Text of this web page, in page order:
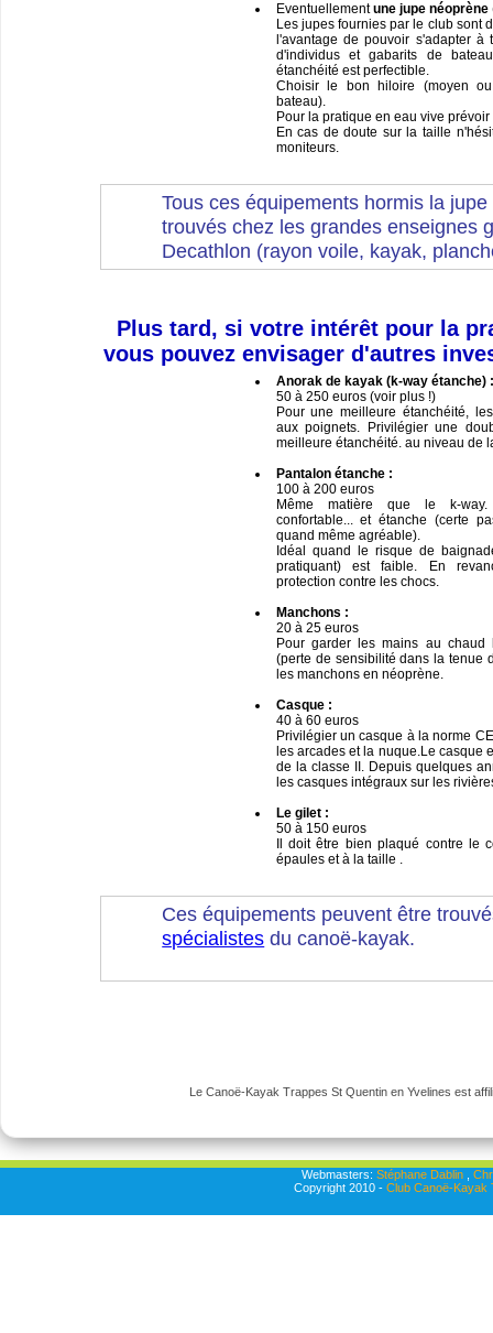
Eventuellementune jupe néoprène
Les jupes fournies par le club sont
l'avantage de pouvoir s'adapter à
d'individus et gabarits de
étanchéité est perfectible.
Choisir le bon hiloire (moyen
bateau).
Pour la pratique en eau vive
En cas de doute sur la taille
moniteurs.
Tous ces équipements hormis la
trouvés chez les grandes enseignes
Decathlon (rayon voile, kayak,
Plus tard, si votre intérêt pour la
vous pouvez envisager d'autres
Anorak de kayak (k-way étanche) :
50 à 250 euros (voir plus !)
Pour une meilleure étanchéité,
aux poignets. Privilégier une
meilleure étanchéité. au niveau de
Pantalon étanche :
100 à 200 euros
Même matière que le k-
confortable... et étanche (certe
quand même agréable).
Idéal quand le risque de
pratiquant) est faible. En
protection contre les chocs.
Manchons :
20 à 25 euros
Pour garder les mains au chaud
(perte de sensibilité dans la tenue
les manchons en néoprène.
Casque :
40 à 60 euros
Privilégier un casque à la norme
les arcades et la nuque.Le casque
de la classe II. Depuis quelques
les casques intégraux sur les
Le gilet :
50 à 150 euros
Il doit être bien plaqué contre le
épaules et à la taille .
Ces équipements peuvent être
spécialistes du canoë-kayak.
Le Canoë-Kayak Trappes St Quentin en Yvelines est
Webmasters: Stéphane Dablin,
Copyright 2010 - Club Canoë-Kayak